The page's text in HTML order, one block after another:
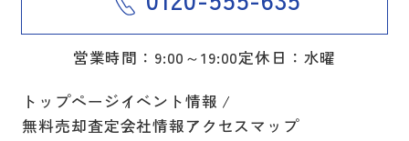
営業時間：9:00～19:00定休日：水曜
トップページイベント情報
無料売却査定会社情報アクセスマップ